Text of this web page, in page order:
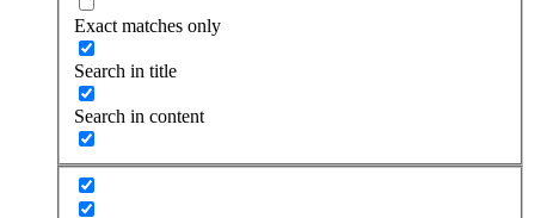
Exact matches only
Search in title
Search in content